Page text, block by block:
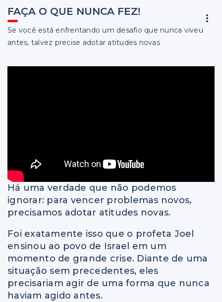
FAÇA O QUE NUNCA FEZ!
Se você está enfrentando um desafio que nunca viveu
antes, talvez precise adotar atitudes novas
Há uma verdade que não podemos
ignorar: para vencer problemas novos,
precisamos adotar atitudes novas.
Foi exatamente isso que o profeta Joel
ensinou ao povo de Israel em um
momento de grande crise. Diante de uma
situação sem precedentes, eles
precisariam agir de uma forma que nunca
haviam agido antes.